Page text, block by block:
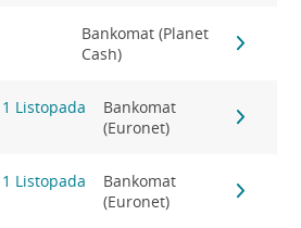
Bankomat (Planet
Cash)
Listopada
Bankomat
(Euronet)
Listopada
Bankomat
(Euronet)